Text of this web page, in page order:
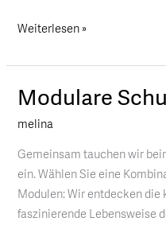
Weiterlesen »
Modulare
melina
Gemeinsam tauchen wir
ein. Wählen Sie eine
Modulen: Wir entdecken die
faszinierende Lebensweise
Modulare